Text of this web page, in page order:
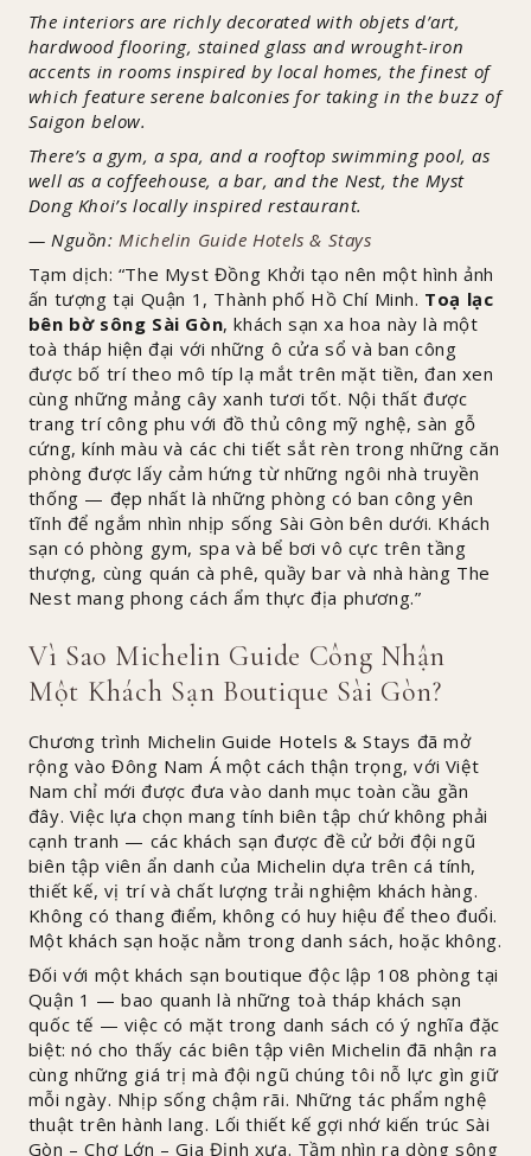
The interiors are richly decorated with objets d’art,
hardwood flooring, stained glass and wrought-iron
accents in rooms inspired by local homes, the finest of
which feature serene balconies for taking in the buzz of
Saigon below.
There’s a gym, a spa, and a rooftop swimming pool, as
well as a coffeehouse, a bar, and the Nest, the Myst
Dong Khoi’s locally inspired restaurant.
— Nguồn: Michelin Guide Hotels & Stays
Tạm dịch: “The Myst Đồng Khởi tạo nên một hình ảnh
ấn tượng tại Quận 1, Thành phố Hồ Chí Minh. Toạ lạc
bên bờ sông Sài Gòn, khách sạn xa hoa này là một
toà tháp hiện đại với những ô cửa sổ và ban công
được bố trí theo mô típ lạ mắt trên mặt tiền, đan xen
cùng những mảng cây xanh tươi tốt. Nội thất được
trang trí công phu với đồ thủ công mỹ nghệ, sàn gỗ
cứng, kính màu và các chi tiết sắt rèn trong những căn
phòng được lấy cảm hứng từ những ngôi nhà truyền
thống — đẹp nhất là những phòng có ban công yên
tĩnh để ngắm nhìn nhịp sống Sài Gòn bên dưới. Khách
sạn có phòng gym, spa và bể bơi vô cực trên tầng
thượng, cùng quán cà phê, quầy bar và nhà hàng The
Nest mang phong cách ẩm thực địa phương.”
Vì Sao Michelin Guide Công Nhận
Một Khách Sạn Boutique Sài Gòn?
Chương trình Michelin Guide Hotels & Stays đã mở
rộng vào Đông Nam Á một cách thận trọng, với Việt
Nam chỉ mới được đưa vào danh mục toàn cầu gần
đây. Việc lựa chọn mang tính biên tập chứ không phải
cạnh tranh — các khách sạn được đề cử bởi đội ngũ
biên tập viên ẩn danh của Michelin dựa trên cá tính,
thiết kế, vị trí và chất lượng trải nghiệm khách hàng.
Không có thang điểm, không có huy hiệu để theo đuổi.
Một khách sạn hoặc nằm trong danh sách, hoặc không.
Đối với một khách sạn boutique độc lập 108 phòng tại
Quận 1 — bao quanh là những toà tháp khách sạn
quốc tế — việc có mặt trong danh sách có ý nghĩa đặc
biệt: nó cho thấy các biên tập viên Michelin đã nhận ra
cùng những giá trị mà đội ngũ chúng tôi nỗ lực gìn giữ
mỗi ngày. Nhịp sống chậm rãi. Những tác phẩm nghệ
thuật trên hành lang. Lối thiết kế gợi nhớ kiến trúc Sài
Gòn – Chợ Lớn – Gia Định xưa. Tầm nhìn ra dòng sông